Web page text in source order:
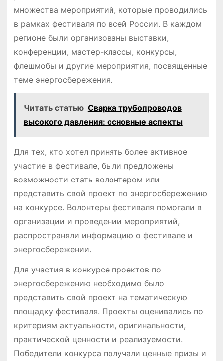
множества мероприятий, которые проводились
в рамках фестиваля по всей России. В каждом
регионе были организованы выставки,
конференции, мастер-классы, конкурсы,
флешмобы и другие мероприятия, посвященные
теме энергосбережения.
Читать статью Сварка трубопроводов
высокого давления: основные аспекты
Для тех, кто хотел принять более активное
участие в фестивале, были предложены
возможности стать волонтером или
представить свой проект по энергосбережению
на конкурсе. Волонтеры фестиваля помогали в
организации и проведении мероприятий,
распространяли информацию о фестивале и
энергосбережении.
Для участия в конкурсе проектов по
энергосбережению необходимо было
представить свой проект на тематическую
площадку фестиваля. Проекты оценивались по
критериям актуальности, оригинальности,
практической ценности и реализуемости.
Победители конкурса получали ценные призы и